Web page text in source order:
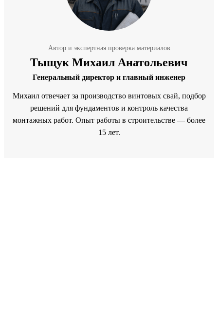
Автор и экспертная проверка материалов
Тыщук Михаил Анатольевич
Генеральный директор и главный инженер
Михаил отвечает за производство винтовых свай, подбор
решений для фундаментов и контроль качества
монтажных работ. Опыт работы в строительстве — более
15 лет.